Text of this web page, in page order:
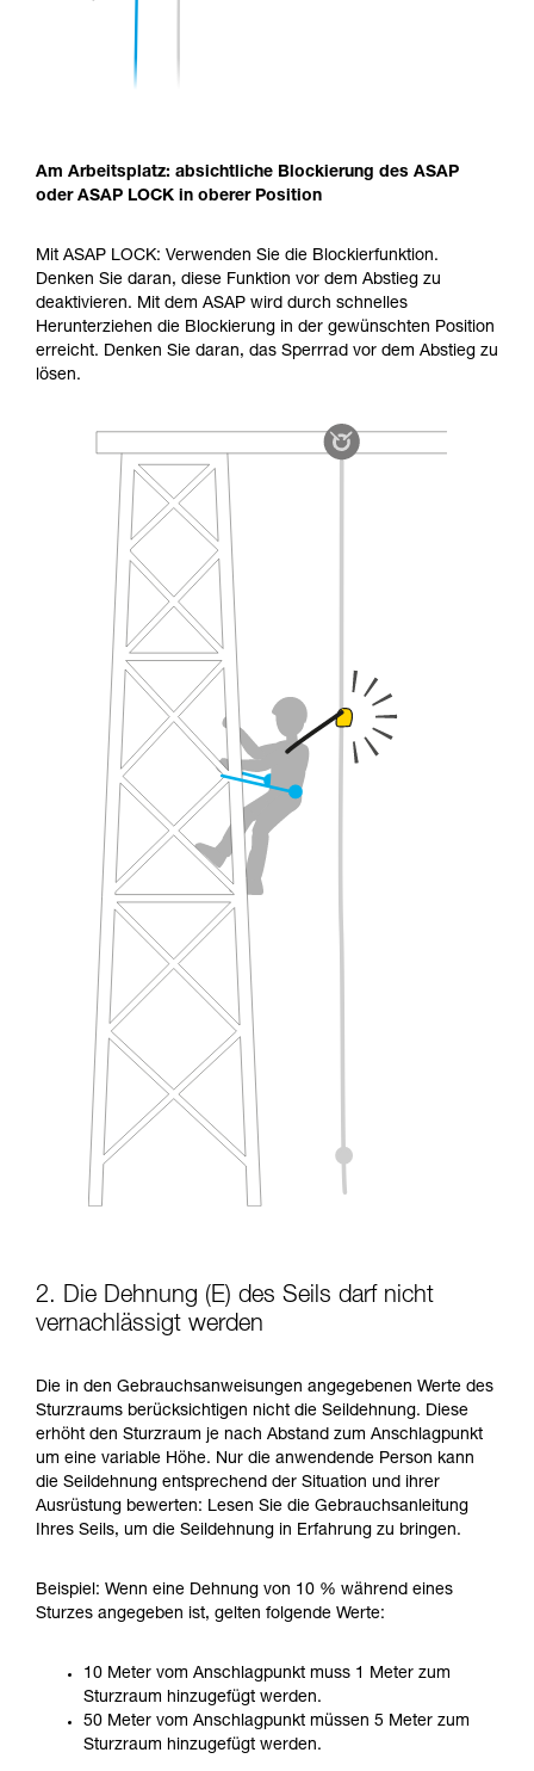
Am Arbeitsplatz: absichtliche Blockierung des ASAP
oder ASAP LOCK in oberer Position
Mit ASAP LOCK: Verwenden Sie die Blockierfunktion.
Denken Sie daran, diese Funktion vor dem Abstieg zu
deaktivieren. Mit dem ASAP wird durch schnelles
Herunterziehen die Blockierung in der gewünschten Position
erreicht. Denken Sie daran, das Sperrrad vor dem Abstieg zu
lösen.
2. Die Dehnung (E) des Seils darf nicht
vernachlässigt werden
Die in den Gebrauchsanweisungen angegebenen Werte des
Sturzraums berücksichtigen nicht die Seildehnung. Diese
erhöht den Sturzraum je nach Abstand zum Anschlagpunkt
um eine variable Höhe. Nur die anwendende Person kann
die Seildehnung entsprechend der Situation und ihrer
Ausrüstung bewerten: Lesen Sie die Gebrauchsanleitung
Ihres Seils, um die Seildehnung in Erfahrung zu bringen.
Beispiel: Wenn eine Dehnung von 10 % während eines
Sturzes angegeben ist, gelten folgende Werte:
10 Meter vom Anschlagpunkt muss 1 Meter zum
Sturzraum hinzugefügt werden.
50 Meter vom Anschlagpunkt müssen 5 Meter zum
Sturzraum hinzugefügt werden.